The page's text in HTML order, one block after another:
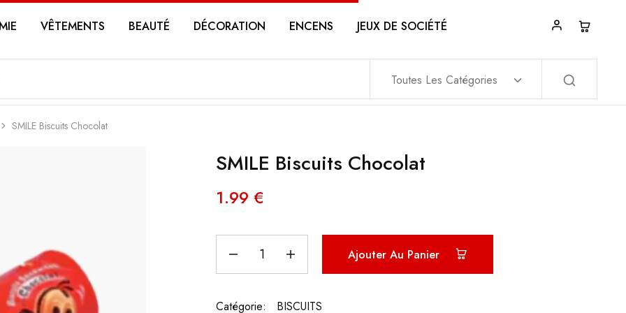
VÊTEMENTS BEAUTÉ DÉCORATION ENCENS JEUX DE SOCIÉTÉ
Toutes Les Catégories
SMILE Biscuits Chocolat
SMILE Biscuits Chocolat
1.99 €
Ajouter Au Panier
Catégorie: BISCUITS